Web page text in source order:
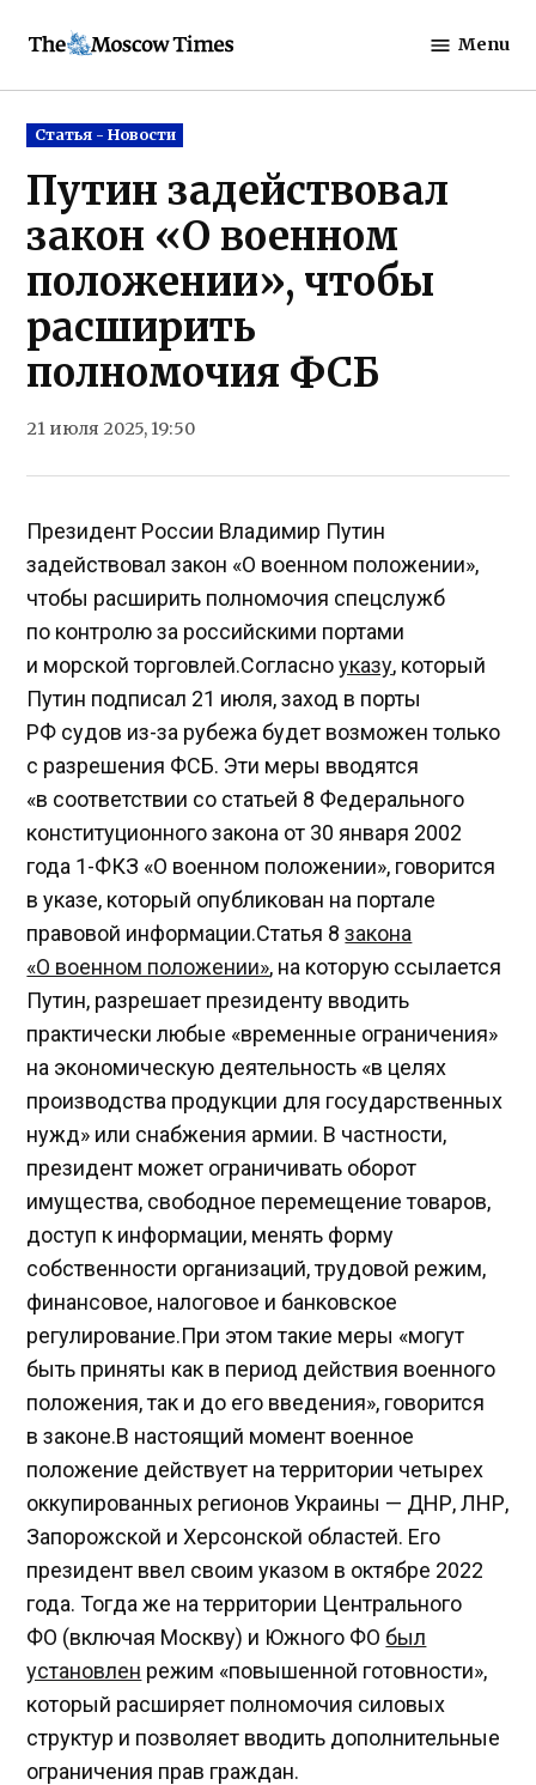
Moscow
Menu
Posted
in
Статья - Новости
Путин задействовал
закон «О военном
положении», чтобы
расширить
полномочия ФСБ
21 июля 2025, 19:50
Президент России Владимир Путин
задействовал закон «О военном положении»,
чтобы расширить полномочия спецслужб
по контролю за российскими портами
и морской торговлей.Согласноуказу, который
Путин подписал 21 июля, заход в порты
РФ судов из-за рубежа будет возможен только
с разрешения ФСБ. Эти меры вводятся
«в соответствии со статьей 8 Федерального
конституционного закона от 30 января 2002
года 1-ФКЗ «О военном положении», говорится
в указе, который опубликован на портале
правовой информации.Статья 8закона
«О военном положении», на которую ссылается
Путин, разрешает президенту вводить
практически любые «временные ограничения»
на экономическую деятельность «в целях
производства продукции для государственных
нужд» или снабжения армии. В частности,
президент может ограничивать оборот
имущества, свободное перемещение товаров,
доступ к информации, менять форму
собственности организаций, трудовой режим,
финансовое, налоговое и банковское
регулирование.При этом такие меры «могут
быть приняты как в период действия военного
положения, так и до его введения», говорится
в законе.В настоящий момент военное
положение действует на территории четырех
оккупированных регионов Украины — ДНР, ЛНР,
Запорожской и Херсонской областей. Его
президент ввел своим указом в октябре 2022
года. Тогда же на территории Центрального
ФО (включая Москву) и Южного ФО был
установлен режим «повышенной готовности»,
который расширяет полномочия силовых
структур и позволяет вводить дополнительные
ограничения прав граждан.